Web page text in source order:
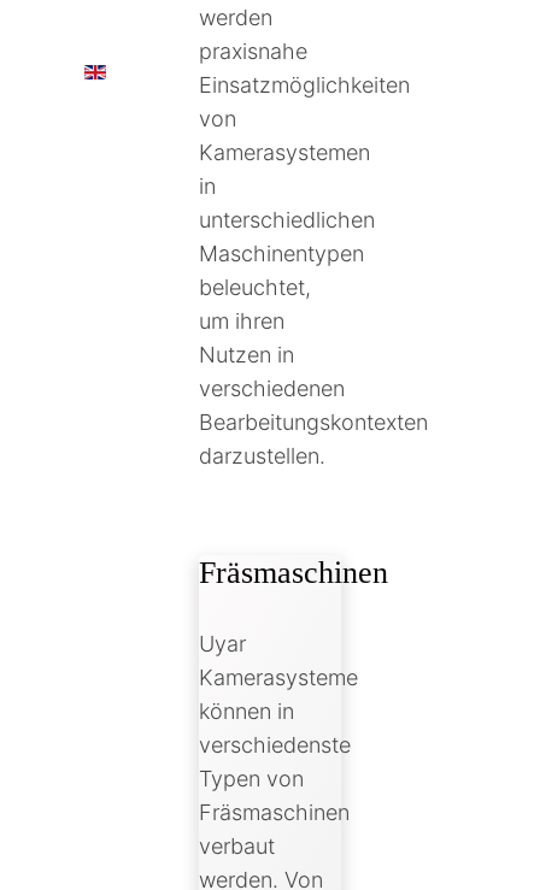
EN
werden
praxisnahe
Einsatzmöglichkeiten
von
Kamerasystemen
in
unterschiedlichen
Maschinentypen
beleuchtet,
um ihren
Nutzen in
verschiedenen
Bearbeitungskontexten
darzustellen.
Fräsmaschinen
Uyar
Kamerasysteme
können in
verschiedenste
Typen von
Fräsmaschinen
verbaut
werden. Von